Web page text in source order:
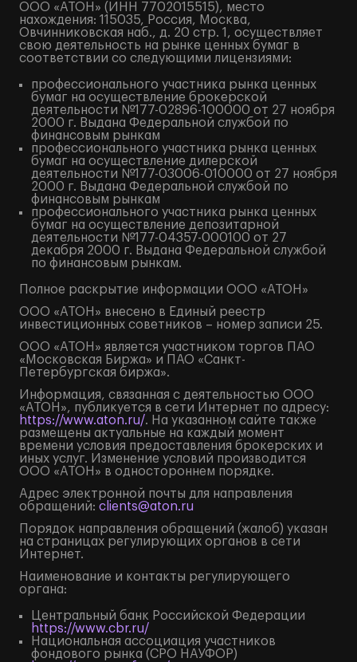
ООО «АТОН» (ИНН 7702015515), место
нахождения: 115035, Россия, Москва,
Овчинниковская наб., д. 20 стр. 1, осуществляет
свою деятельность на рынке ценных бумаг в
соответствии со следующими лицензиями:
профессионального участника рынка ценных
бумаг на осуществление брокерской
деятельности №177-02896-100000 от 27 ноября
2000 г. Выдана Федеральной службой по
финансовым рынкам
профессионального участника рынка ценных
бумаг на осуществление дилерской
деятельности №177-03006-010000 от 27 ноября
2000 г. Выдана Федеральной службой по
финансовым рынкам
профессионального участника рынка ценных
бумаг на осуществление депозитарной
деятельности №177-04357-000100 от 27
декабря 2000 г. Выдана Федеральной службой
по финансовым рынкам.
Полное раскрытие информации ООО «АТОН»
ООО «АТОН» внесено в Единый реестр
инвестиционных советников – номер записи 25.
ООО «АТОН» является участником торгов ПАО
«Московская Биржа» и ПАО «Санкт-
Петербургская биржа».
Информация, связанная с деятельностью ООО
«АТОН», публикуется в сети Интернет по адресу:
https://www.aton.ru/. На указанном сайте также
размещены актуальные на каждый момент
времени условия предоставления брокерских и
иных услуг. Изменение условий производится
ООО «АТОН» в одностороннем порядке.
Адрес электронной почты для направления
обращений: clients@aton.ru
Порядок направления обращений (жалоб) указан
на страницах регулирующих органов в сети
Интернет.
Наименование и контакты регулирующего
органа:
Центральный банк Российской Федерации
https://www.cbr.ru/
Национальная ассоциация участников
фондового рынка (СРО НАУФОР)